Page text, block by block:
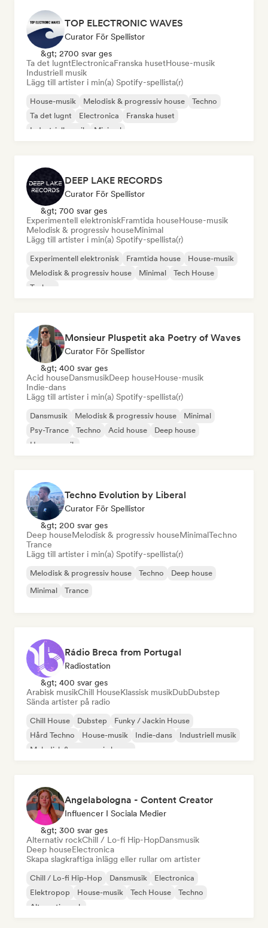
TOP ELECTRONIC WAVES
Curator För Spellistor
&gt; 2700 svar ges
Ta det lugntElectronicaFranska husetHouse-musik
Industriell musik
Lägg till artister i min(a) Spotify-spellista(r)
House-musik Melodisk & progressiv house
Techno
Ta det lugnt
Electronica
Franska huset
Industriell musik
Minimal
DEEP LAKE RECORDS
Curator För Spellistor
&gt; 700 svar ges
Experimentell elektroniskFramtida houseHouse-musik
Melodisk & progressiv houseMinimal
Lägg till artister i min(a) Spotify-spellista(r)
Experimentell elektronisk Framtida house
House-musik
Melodisk & progressiv house
Minimal
Tech House
Techno
Monsieur Pluspetit aka Poetry of Waves
Curator För Spellistor
&gt; 400 svar ges
Acid houseDansmusikDeep houseHouse-musik
Indie-dans
Lägg till artister i min(a) Spotify-spellista(r)
Dansmusik Melodisk & progressiv house
Minimal
Psy-Trance
Techno Acid house
Deep house
House-musik
Techno Evolution by Liberal
Curator För Spellistor
&gt; 200 svar ges
Deep houseMelodisk & progressiv houseMinimalTechno
Trance
Lägg till artister i min(a) Spotify-spellista(r)
Melodisk & progressiv house Techno
Deep house
Minimal
Trance
Rádio Breca from Portugal
Radiostation
&gt; 400 svar ges
Arabisk musikChill HouseKlassisk musikDubDubstep
Sända artister på radio
Chill House Dubstep
Funky / Jackin House
Hård Techno
House-musik Indie-dans
Industriell musik
Melodisk & progressiv house
Angelabologna - Content Creator
Influencer I Sociala Medier
&gt; 300 svar ges
Alternativ rockChill / Lo-fi Hip-HopDansmusik
Deep houseElectronica
Skapa slagkraftiga inlägg eller rullar om artister
Chill / Lo-fi Hip-Hop Dansmusik
Electronica
Elektropop
House-musik Tech House
Techno
Alternativ rock